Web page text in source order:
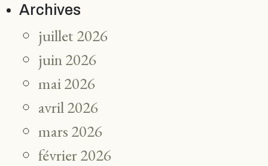
Archives
juillet 2026
juin 2026
mai 2026
avril 2026
mars 2026
février 2026